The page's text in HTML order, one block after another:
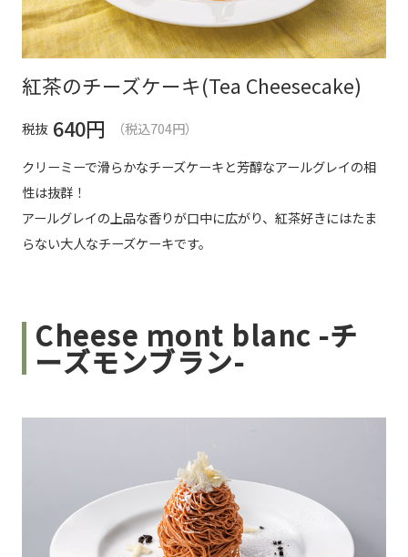
紅茶のチーズケーキ(Tea Cheesecake)
税抜 640円
（税込704円）
クリーミーで滑らかなチーズケーキと芳醇なアールグレイの相
性は抜群！
アールグレイの上品な香りが口中に広がり、紅茶好きにはたま
らない大人なチーズケーキです。
Cheese ｍont blanc -チ
ーズモンブラン-